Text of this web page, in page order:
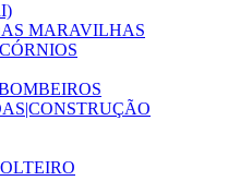
MARAVILHAS